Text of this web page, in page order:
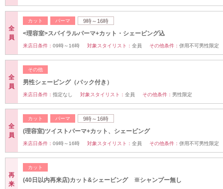
全
員
カット パーマ 9時～16時
<理容室>スパイラルパーマ+カット・シェービング込
来店日条件： 09時～16時 対象スタイリスト： 全員 その他条件： 併用不可男性限定
全
員
その他
男性シェービング（パック付き）
来店日条件： 指定なし 対象スタイリスト： 全員 その他条件： 男性限定
全
員
カット パーマ 9時～16時
(理容室)ツイストパーマ+カット、シェービング
来店日条件： 09時～16時 対象スタイリスト： 全員 その他条件： 併用不可男性限定
再
来
カット
(40日以内再来店)カット&シェービング ※シャンプー無し